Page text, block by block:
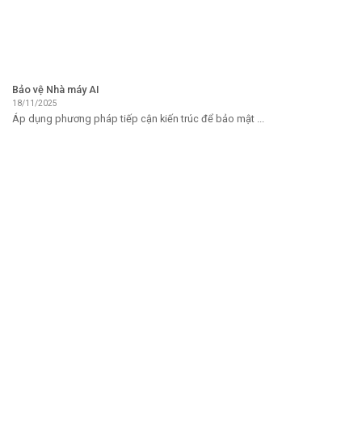
Bảo vệ Nhà máy AI
18/11/2025
Áp dụng phương pháp tiếp cận kiến ​​trúc để bảo mật ...